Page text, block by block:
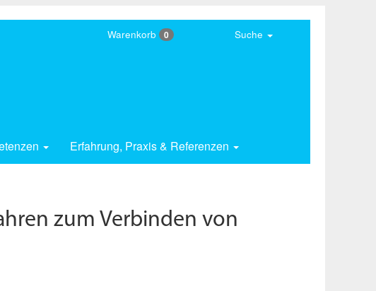
Erfahrung, Praxis & Referenzen
Warenkorb 0 Suche
zum Verbinden von